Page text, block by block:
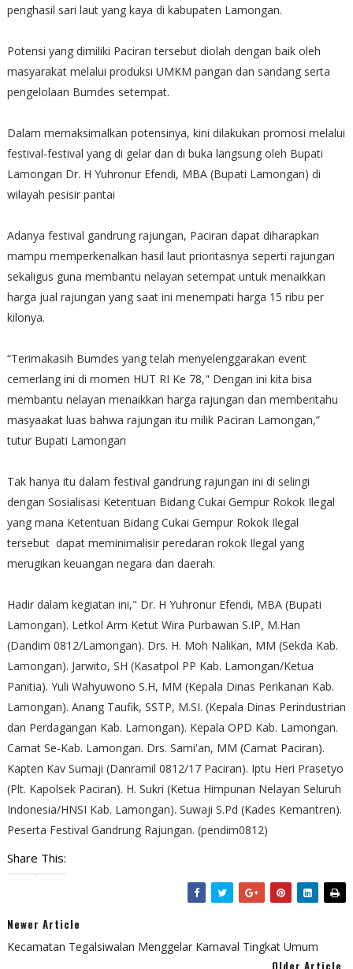
penghasil sari laut yang kaya di kabupaten Lamongan.
Potensi yang dimiliki Paciran tersebut diolah dengan baik oleh
masyarakat melalui produksi UMKM pangan dan sandang serta
pengelolaan Bumdes setempat.
Dalam memaksimalkan potensinya, kini dilakukan promosi melalui
festival-festival yang di gelar dan di buka langsung oleh Bupati
Lamongan Dr. H Yuhronur Efendi, MBA (Bupati Lamongan) di
wilayah pesisir pantai
Adanya festival gandrung rajungan, Paciran dapat diharapkan
mampu memperkenalkan hasil laut prioritasnya seperti rajungan
sekaligus guna membantu nelayan setempat untuk menaikkan
harga jual rajungan yang saat ini menempati harga 15 ribu per
kilonya.
“Terimakasih Bumdes yang telah menyelenggarakan event
cemerlang ini di momen HUT RI Ke 78," Dengan ini kita bisa
membantu nelayan menaikkan harga rajungan dan memberitahu
masyaakat luas bahwa rajungan itu milik Paciran Lamongan,”
tutur Bupati Lamongan
Tak hanya itu dalam festival gandrung rajungan ini di selingi
dengan Sosialisasi Ketentuan Bidang Cukai Gempur Rokok Ilegal
yang mana Ketentuan Bidang Cukai Gempur Rokok Ilegal
tersebut dapat meminimalisir peredaran rokok Ilegal yang
merugikan keuangan negara dan daerah.
Hadir dalam kegiatan ini," Dr. H Yuhronur Efendi, MBA (Bupati
Lamongan). Letkol Arm Ketut Wira Purbawan S.IP, M.Han
(Dandim 0812/Lamongan). Drs. H. Moh Nalikan, MM (Sekda Kab.
Lamongan). Jarwito, SH (Kasatpol PP Kab. Lamongan/Ketua
Panitia). Yuli Wahyuwono S.H, MM (Kepala Dinas Perikanan Kab.
Lamongan). Anang Taufik, SSTP, M.SI. (Kepala Dinas Perindustrian
dan Perdagangan Kab. Lamongan). Kepala OPD Kab. Lamongan.
Camat Se-Kab. Lamongan. Drs. Sami'an, MM (Camat Paciran).
Kapten Kav Sumaji (Danramil 0812/17 Paciran). Iptu Heri Prasetyo
(Plt. Kapolsek Paciran). H. Sukri (Ketua Himpunan Nelayan Seluruh
Indonesia/HNSI Kab. Lamongan). Suwaji S.Pd (Kades Kemantren).
Peserta Festival Gandrung Rajungan. (pendim0812)
Share This:
Newer Article
Kecamatan Tegalsiwalan Menggelar Karnaval Tingkat Umum
Older Article